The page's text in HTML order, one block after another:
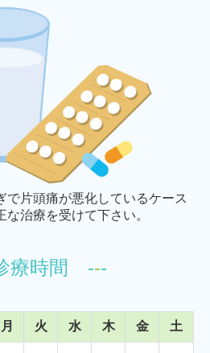
で片頭痛が悪化しているケース
治療を受けて下さい。
療時間 ---
月 火 水 木 金 土